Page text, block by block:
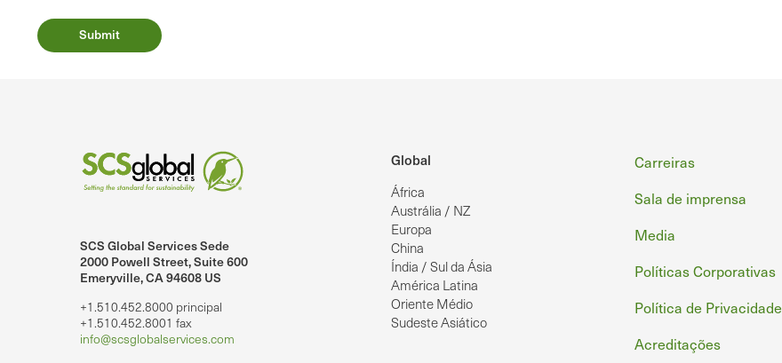
SCS Global Services Sede
2000 Powell Street, Suite 600
Emeryville, CA 94608 US
+1.510.452.8000 principal
+1.510.452.8001 fax
info@scsglobalservices.com
Global
África
Austrália / NZ
Europa
China
Índia / Sul da Ásia
América Latina
Oriente Médio
Sudeste Asiático
Rodapé
Carreiras
Sala de imprensa
Media
Políticas Corporativas
Política de Privacidade
Acreditações
no LinkedIn.
SCS Global Services no YouTube